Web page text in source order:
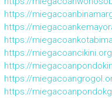
https://
https://
https://
https://miegacoancikini.org
https://
https://
https://